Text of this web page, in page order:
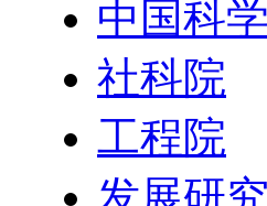
中国科
社科院
工程院